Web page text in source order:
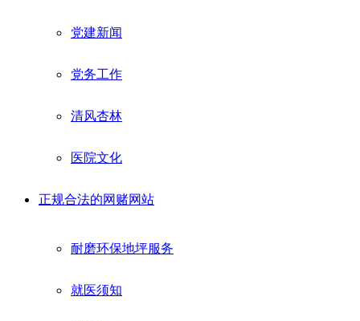
党建新闻
党务工作
清风杏林
医院文化
正规合法的网赌网站
耐磨环保地坪服务
就医须知